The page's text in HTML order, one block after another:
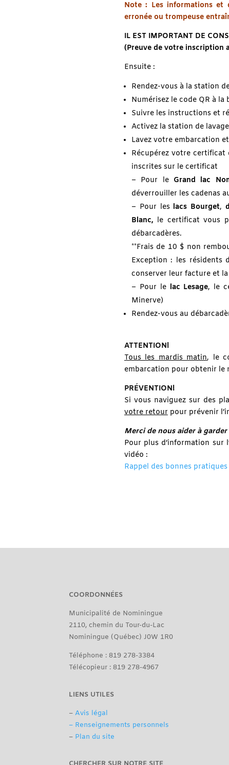
Note : Les informations et
erronée ou trompeuse
IL EST IMPORTANT DE
(Preuve de votre inscription
Ensuite :
Rendez-vous à la station
Numérisez le code QR à
Suivre les instructions et
Activez la station de lavage
Lavez votre embarcation
Récupérez votre certificat
inscrites sur le certificat
– Pour le Grand lac
déverrouiller les cadenas
– Pour les lacs Bourget,
Blanc, le certificat vous
débarcadères.
**Frais de 10 $ non
Exception : les résidents
conserver leur facture et
– Pour le lac Lesage, le
Minerve)
Rendez-vous au
ATTENTION!
Tous les mardis matin, le
embarcation pour obtenir le
PRÉVENTION!
Si vous naviguez sur des
votre retourpour prévenir
Merci de nous aider à garder
Pour plus d’information sur
vidéo :
Rappel des bonnes
COORDONNÉES
Municipalité de Nominingue
2110, chemin du Tour-du-Lac
Nominingue (Québec) J0W 1R0
Téléphone : 819 278-3384
Télécopieur : 819 278-4967
LIENS UTILES
–Avis légal
– Renseignements personnels
– Plan du site